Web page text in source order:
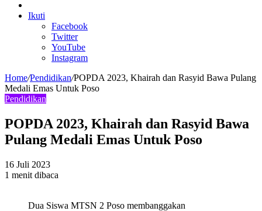
In
Ikuti
Facebook
Twitter
YouTube
Instagram
Home/Pendidikan/POPDA 2023, Khairah dan Rasyid Bawa Pulang
Medali Emas Untuk Poso
Pendidikan
POPDA 2023, Khairah dan Rasyid Bawa
Pulang Medali Emas Untuk Poso
16 Juli 2023
1 menit dibaca
Dua Siswa MTSN 2 Poso membanggakan